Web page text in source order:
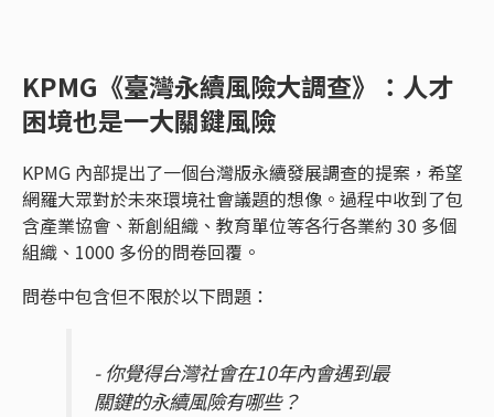
KPMG《臺灣永續風險大調查》：人才
困境也是一大關鍵風險
KPMG 內部提出了一個台灣版永續發展調查的提案，希望
網羅大眾對於未來環境社會議題的想像。過程中收到了包
含產業協會、新創組織、教育單位等各行各業約 30 多個
組織、1000 多份的問卷回覆。
問卷中包含但不限於以下問題：
- 你覺得台灣社會在10年內會遇到最
關鍵的永續風險有哪些？